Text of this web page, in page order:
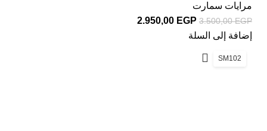
SM102
مرايات سمارت
3.500,00EGP
2.950,00 EGP
إضافة إلى السلة